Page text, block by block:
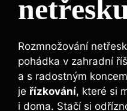
Rozmnožování
pohádka v zahradní
a s radostným
je řízkování, které‍ si
i doma. Stačí⁤ si